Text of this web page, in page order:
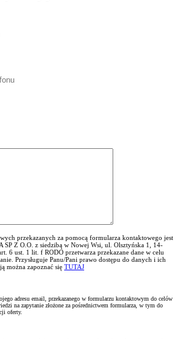
przekazanych za pomocą formularza kontaktowego jest
Z O.O. z siedzibą w Nowej Wsi, ul. Olsztyńska 1, 14-
6 ust. 1 lit. f RODO przetwarza przekazane dane w celu
Przysługuje Panu/Pani prawo dostępu do danych i ich
można zapoznać się TUTAJ
adresu email, przekazanego w formularzu kontaktowym do celów
na zapytanie złożone za pośrednictwem formularza, w tym do
oferty.